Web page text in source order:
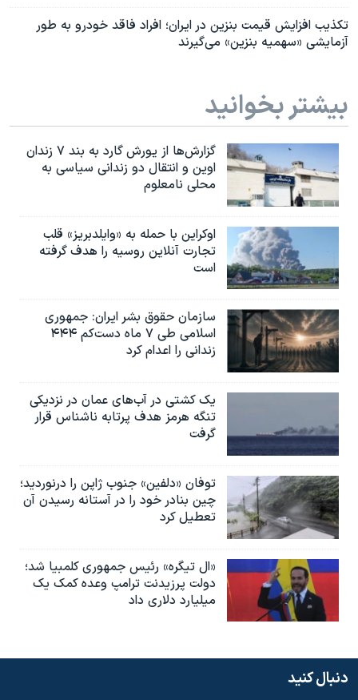
تکذیب افزایش قیمت بنزین در ایران؛ افراد فاقد خودرو به طور
آزمایشی «سهمیه بنزین» می‌گیرند
بیشتر بخوانید
گزارش‌ها از یورش گارد به بند ۷ زندان
اوین و انتقال دو زندانی سیاسی به
محلی نامعلوم
اوکراین با حمله به «وایلدبریز» قلب
تجارت آنلاین روسیه را هدف گرفته
است
سازمان حقوق بشر ایران: جمهوری
اسلامی طی ۷ ماه دست‌کم ۴۴۴
زندانی را اعدام کرد
یک کشتی در آب‌های عمان در نزدیکی
تنگه هرمز هدف پرتابه ناشناس قرار
گرفت
توفان «دلفین» جنوب ژاپن را درنوردید؛
چین بنادر خود را در آستانه رسیدن آن
تعطیل کرد
«ال تیگره» رئیس جمهوری کلمبیا شد؛
دولت پرزیدنت ترامپ وعده کمک یک
میلیارد دلاری داد
دنبال کنید